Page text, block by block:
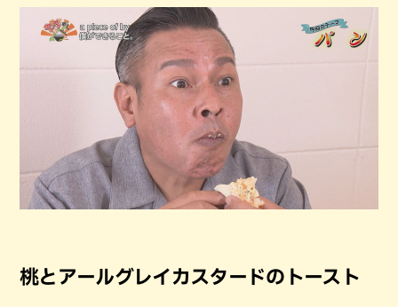
桃とアールグレイカスタードのトースト